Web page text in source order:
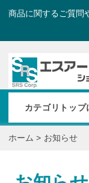
商品に関するご質問
カテゴリトップ
ホーム > お知らせ